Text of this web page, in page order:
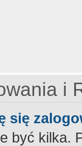
i
się
być kilka.